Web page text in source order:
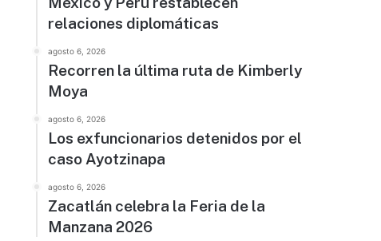
relaciones diplomáticas
agosto 6, 2026
Recorren la última ruta de Kimberly
Moya
agosto 6, 2026
Los exfuncionarios detenidos por el
caso Ayotzinapa
agosto 6, 2026
Zacatlán celebra la Feria de la
Manzana 2026